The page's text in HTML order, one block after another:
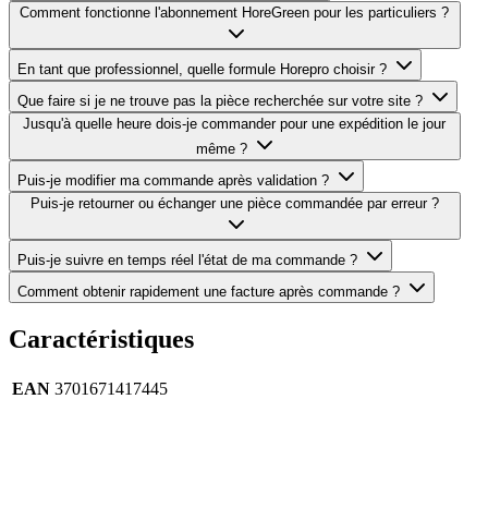
Comment fonctionne l'abonnement HoreGreen pour les particuliers ?
En tant que professionnel, quelle formule Horepro choisir ?
Que faire si je ne trouve pas la pièce recherchée sur votre site ?
Jusqu'à quelle heure dois-je commander pour une expédition le jour
même ?
Puis-je modifier ma commande après validation ?
Puis-je retourner ou échanger une pièce commandée par erreur ?
Puis-je suivre en temps réel l'état de ma commande ?
Comment obtenir rapidement une facture après commande ?
Caractéristiques
EAN 3701671417445